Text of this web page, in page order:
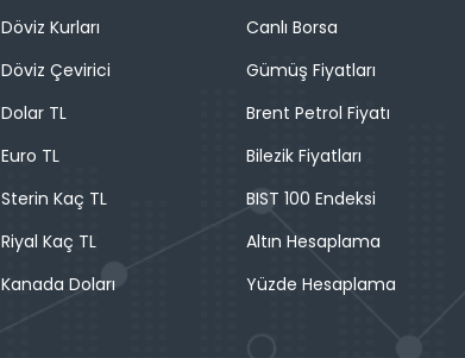
Döviz Kurları
Döviz Çevirici
Dolar TL
Euro TL
Sterin Kaç TL
Riyal Kaç TL
Kanada Doları
Canlı Borsa
Gümüş Fiyatları
Brent Petrol Fiyatı
Bilezik Fiyatları
BIST 100 Endeksi
Altın Hesaplama
Yüzde Hesaplama